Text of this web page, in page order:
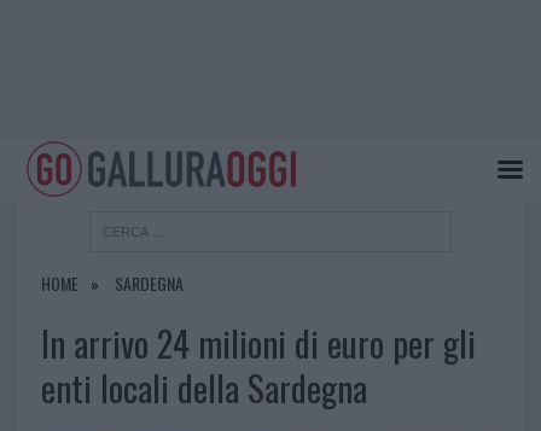
HOME SARDEGNA
In arrivo 24 milioni di euro per gli
enti locali della Sardegna